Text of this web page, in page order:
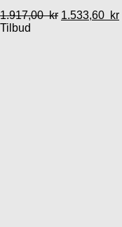
1.917,00kr 1.533,60 kr
Tilbud